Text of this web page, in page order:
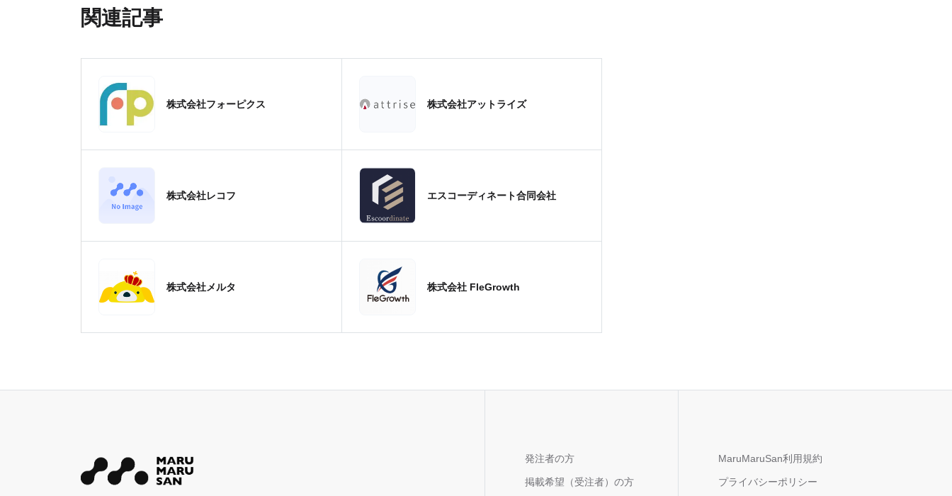
関連記事
株式会社フォーピクス 株式会社アットライズ
株式会社レコフ エスコーディネート合同会社
株式会社メルタ 株式会社 FleGrowth
発注者の方
掲載希望（受注者）の方
MaruMaruSan利用規約
プライバシーポリシー